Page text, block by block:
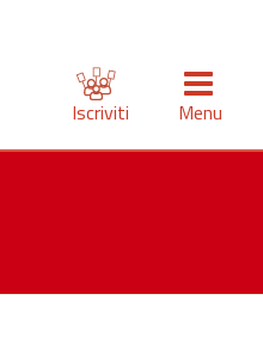
Iscriviti Menu